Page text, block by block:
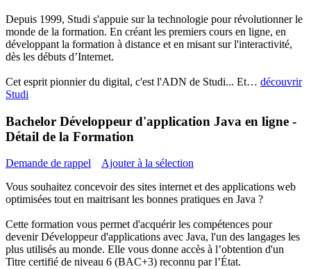
Depuis 1999, Studi s'appuie sur la technologie pour révolutionner le
monde de la formation. En créant les premiers cours en ligne, en
développant la formation à distance et en misant sur l'interactivité,
dès les débuts d’Internet.
Cet esprit pionnier du digital, c'est l'ADN de Studi... Et… découvrir
Studi
Bachelor Développeur d'application Java en ligne -
Détail de la Formation
Demande de rappel
Ajouter à la sélection
Vous souhaitez concevoir des sites internet et des applications web
optimisées tout en maitrisant les bonnes pratiques en Java ?
Cette formation vous permet d'acquérir les compétences pour
devenir Développeur d'applications avec Java, l'un des langages les
plus utilisés au monde. Elle vous donne accès à l’obtention d'un
Titre certifié de niveau 6 (BAC+3) reconnu par l’État.